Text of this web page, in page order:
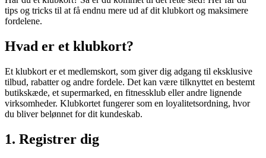
tips og tricks til at få endnu mere ud af dit klubkort og maksimere
fordelene.
Hvad er et klubkort?
Et klubkort er et medlemskort, som giver dig adgang til eksklusive
tilbud, rabatter og andre fordele. Det kan være tilknyttet en bestemt
butikskæde, et supermarked, en fitnessklub eller andre lignende
virksomheder. Klubkortet fungerer som en loyalitetsordning, hvor
du bliver belønnet for dit kundeskab.
1. Registrer dig